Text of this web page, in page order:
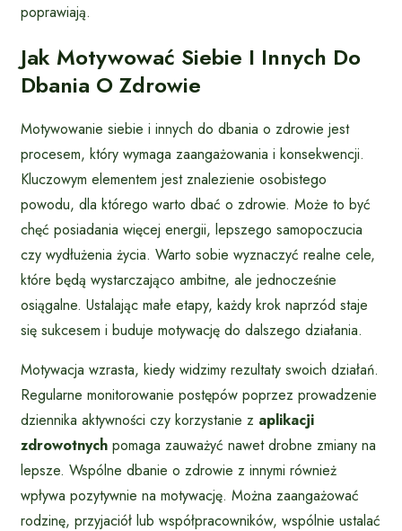
poprawiają.
Jak Motywować Siebie I Innych Do
Dbania O Zdrowie
Motywowanie siebie i innych do dbania o zdrowie jest
procesem, który wymaga zaangażowania i konsekwencji.
Kluczowym elementem jest znalezienie osobistego
powodu, dla którego warto dbać o zdrowie. Może to być
chęć posiadania więcej energii, lepszego samopoczucia
czy wydłużenia życia. Warto sobie wyznaczyć realne cele,
które będą wystarczająco ambitne, ale jednocześnie
osiągalne. Ustalając małe etapy, każdy krok naprzód staje
się sukcesem i buduje motywację do dalszego działania.
Motywacja wzrasta, kiedy widzimy rezultaty swoich działań.
Regularne monitorowanie postępów poprzez prowadzenie
dziennika aktywności czy korzystanie z aplikacji
zdrowotnych pomaga zauważyć nawet drobne zmiany na
lepsze. Wspólne dbanie o zdrowie z innymi również
wpływa pozytywnie na motywację. Można zaangażować
rodzinę, przyjaciół lub współpracowników, wspólnie ustalać